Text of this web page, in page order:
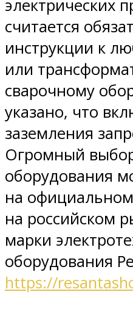
электрических
считается
инструкции к
или
сварочному
указано, что
заземления
Огромный
оборудования
на
на российском
марки
оборудования
https://